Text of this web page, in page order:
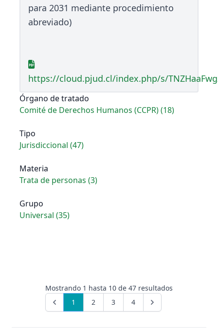
para 2031 mediante procedimiento
abreviado)
https://cloud.pjud.cl/index.php/s/
Órgano de tratado
Comité de Derechos Humanos (CCPR) (18)
Tipo
Jurisdiccional (47)
Materia
Trata de personas (3)
Grupo
Universal (35)
Mostrando 1 hasta 10 de 47 resultados
1
2 3 4